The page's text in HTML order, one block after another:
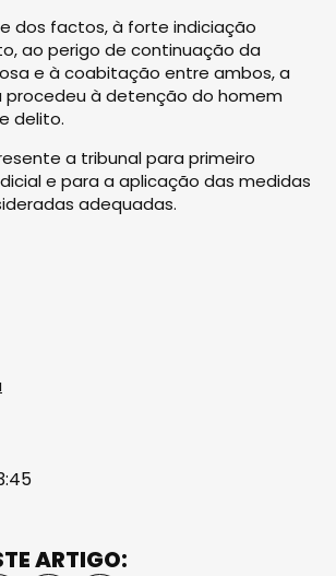
dos factos, à forte indiciação
ao perigo de continuação da
e à coabitação entre ambos, a
procedeu à detenção do homem
delito.
a tribunal para primeiro
e para a aplicação das medidas
adequadas.
ARTIGO: